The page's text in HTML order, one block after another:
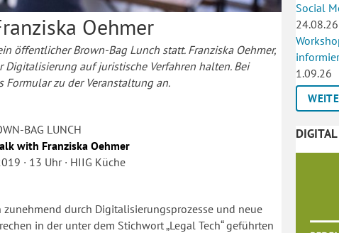
Oehmer
öffentlicher Brown-Bag Lunch statt. Franziska Oehmer,
auf juristische Verfahren halten. Bei
Formular zu der Veranstaltung an.
BAG LUNCH
with Franziska Oehmer
· 13 Uhr · HIIG Küche
durch Digitalisierungsprozesse und neue
in der unter dem Stichwort „Legal Tech“ geführten
Social
24.08.26
1.09.26
DIGITAL